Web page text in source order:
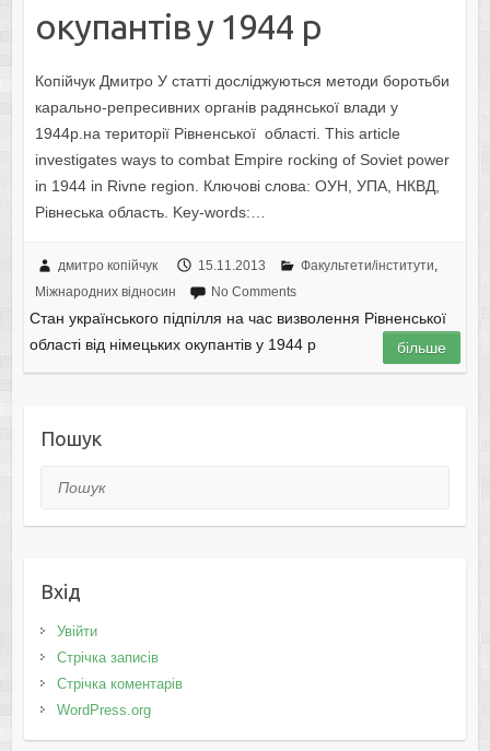
окупантів у 1944 р
Копійчук Дмитро У статті досліджуються методи боротьби
карально-репресивних органів радянської влади у
1944р.на території Рівненської області. This article
investigates ways to combat Empire rocking of Soviet power
in 1944 in Rivne region. Ключові слова: ОУН, УПА, НКВД,
Рівнеська область. Key-words:…
дмитро копійчук 15.11.2013 Факультети/інститути,
Міжнародних відносин
No Comments
Стан українського підпілля на час визволення Рівненської
області від німецьких окупантів у 1944 р
більше
Пошук
Пошук
Вхід
Увійти
Стрічка записів
Стрічка коментарів
WordPress.org